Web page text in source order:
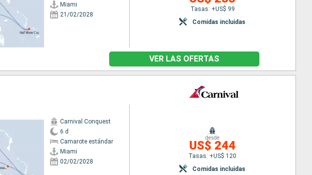
Miami
21/02/2028
Tasas: +US$ 99
Comidas incluidas
VER LAS OFERTAS
Carnival Conquest
6 d
Camarote estándar
Miami
02/02/2028
desde
US$ 244
Tasas: +US$ 120
Comidas incluidas